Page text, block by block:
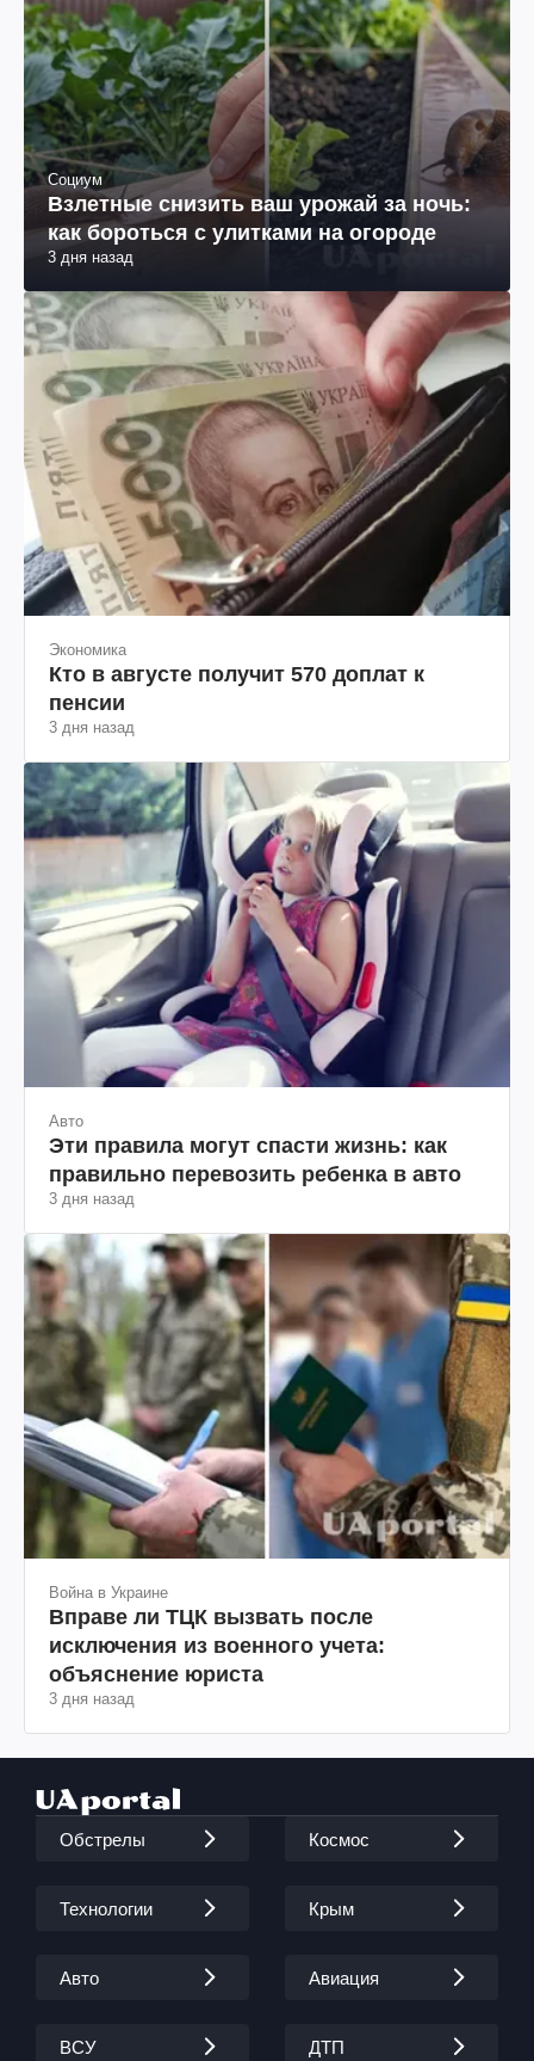
Социум
Взлетные снизить ваш урожай за ночь:
как бороться с улитками на огороде
3 дня назад
Экономика
Кто в августе получит 570 доплат к
пенсии
3 дня назад
Авто
Эти правила могут спасти жизнь: как
правильно перевозить ребенка в авто
3 дня назад
Война в Украине
Вправе ли ТЦК вызвать после
исключения из военного учета:
объяснение юриста
3 дня назад
Обстрелы Космос
Технологии Крым
Авто Авиация
ВСУ ДТП